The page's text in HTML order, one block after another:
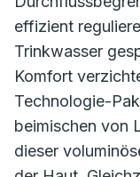
effizient
Trinkwasser
Komfort
Technologie-
beimischen von
dieser